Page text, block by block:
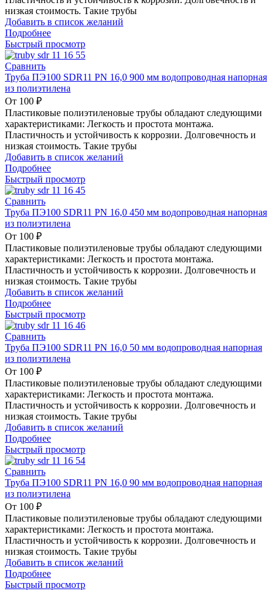
низкая стоимость. Такие трубы
Добавить в список желаний
Подробнее
Быстрый просмотр
Сравнить
Труба ПЭ100 SDR11 PN 16,0 900 мм водопроводная напорная
из полиэтилена
От 100 ₽
Пластиковые полиэтиленовые трубы обладают следующими
характеристиками: Легкость и простота монтажа.
Пластичность и устойчивость к коррозии. Долговечность и
низкая стоимость. Такие трубы
Добавить в список желаний
Подробнее
Быстрый просмотр
Сравнить
Труба ПЭ100 SDR11 PN 16,0 450 мм водопроводная напорная
из полиэтилена
От 100 ₽
Пластиковые полиэтиленовые трубы обладают следующими
характеристиками: Легкость и простота монтажа.
Пластичность и устойчивость к коррозии. Долговечность и
низкая стоимость. Такие трубы
Добавить в список желаний
Подробнее
Быстрый просмотр
Сравнить
Труба ПЭ100 SDR11 PN 16,0 50 мм водопроводная напорная
из полиэтилена
От 100 ₽
Пластиковые полиэтиленовые трубы обладают следующими
характеристиками: Легкость и простота монтажа.
Пластичность и устойчивость к коррозии. Долговечность и
низкая стоимость. Такие трубы
Добавить в список желаний
Подробнее
Быстрый просмотр
Сравнить
Труба ПЭ100 SDR11 PN 16,0 90 мм водопроводная напорная
из полиэтилена
От 100 ₽
Пластиковые полиэтиленовые трубы обладают следующими
характеристиками: Легкость и простота монтажа.
Пластичность и устойчивость к коррозии. Долговечность и
низкая стоимость. Такие трубы
Добавить в список желаний
Подробнее
Быстрый просмотр